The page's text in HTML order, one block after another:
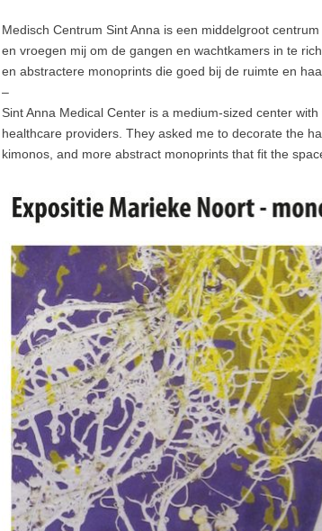
Medisch Centrum Sint Anna is een middelgroot
en vroegen mij om de gangen en wachtkamers in te
en abstractere monoprints die goed bij de ruimte en
–
Sint Anna Medical Center is a medium-sized center
healthcare providers. They asked me to decorate the
kimonos, and more abstract monoprints that fit the